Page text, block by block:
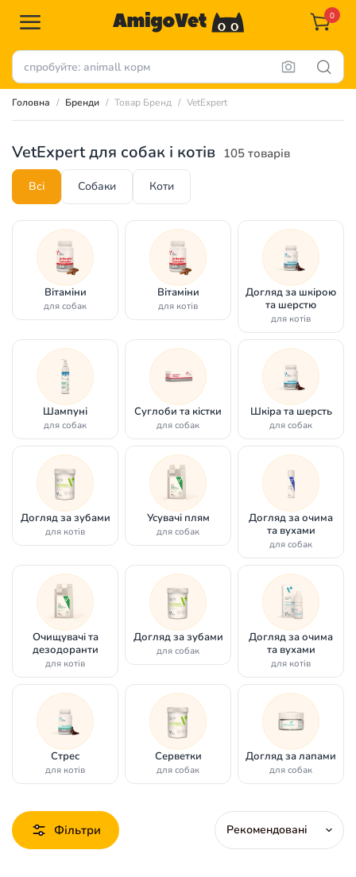
0
Головна Бренди Товар Бренд VetExpert
VetExpert для собак і котів 105 товарів
Всі Собаки Коти
Вітаміни
для собак
Вітаміни
для котів
Догляд за шкірою
та шерстю
для котів
Шампуні
для собак
Суглоби та кістки
для собак
Шкіра та шерсть
для собак
Догляд за зубами
для котів
Усувачі плям
для собак
Догляд за очима
та вухами
для собак
Очищувачі та
дезодоранти
для котів
Догляд за зубами
для собак
Догляд за очима
та вухами
для котів
Стрес
для котів
Серветки
для собак
Догляд за лапами
для собак
Фільтри